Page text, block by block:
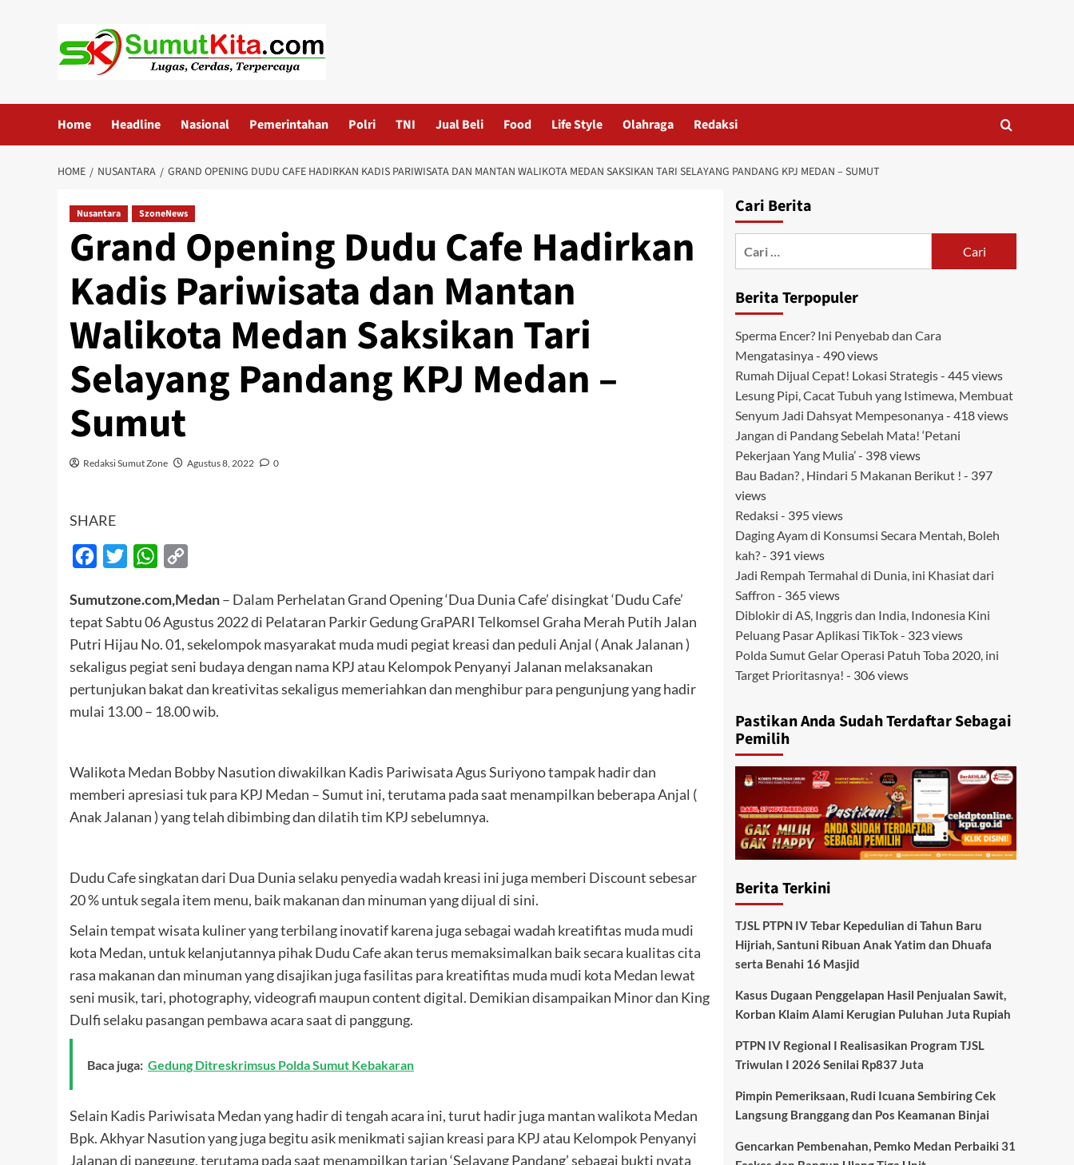
Home Headline Nasional Pemerintahan Polri TNI Jual Beli Food Life Style Olahraga Redaksi
HOME NUSANTARA GRAND OPENING DUDU CAFE HADIRKAN KADIS PARIWISATA DAN MANTAN WALIKOTA MEDAN SAKSIKAN TARI SELAYANG PANDANG KPJ MEDAN – SUMUT
Nusantara SzoneNews
Grand Opening Dudu Cafe Hadirkan
Kadis Pariwisata dan Mantan
Walikota Medan Saksikan Tari
Selayang Pandang KPJ Medan –
Sumut
Redaksi Sumut Zone Agustus 8, 2022 0
SHARE
Facebook
Twitter WhatsApp
Sumutzone.com,Medan– Dalam Perhelatan Grand Opening ‘Dua Dunia Cafe’ disingkat ‘Dudu Cafe’
tepat Sabtu 06 Agustus 2022 di Pelataran Parkir Gedung GraPARI Telkomsel Graha Merah Putih Jalan
Putri Hijau No. 01, sekelompok masyarakat muda mudi pegiat kreasi dan peduli Anjal ( Anak Jalanan )
sekaligus pegiat seni budaya dengan nama KPJ atau Kelompok Penyanyi Jalanan melaksanakan
pertunjukan bakat dan kreativitas sekaligus memeriahkan dan menghibur para pengunjung yang hadir
mulai 13.00 – 18.00 wib.
Walikota Medan Bobby Nasution diwakilkan Kadis Pariwisata Agus Suriyono tampak hadir dan
memberi apresiasi tuk para KPJ Medan – Sumut ini, terutama pada saat menampilkan beberapa Anjal (
Anak Jalanan ) yang telah dibimbing dan dilatih tim KPJ sebelumnya.
Dudu Cafe singkatan dari Dua Dunia selaku penyedia wadah kreasi ini juga memberi Discount sebesar
20 % untuk segala item menu, baik makanan dan minuman yang dijual di sini.
Selain tempat wisata kuliner yang terbilang inovatif karena juga sebagai wadah kreatifitas muda mudi
kota Medan, untuk kelanjutannya pihak Dudu Cafe akan terus memaksimalkan baik secara kualitas cita
rasa makanan dan minuman yang disajikan juga fasilitas para kreatifitas muda mudi kota Medan lewat
seni musik, tari, photography, videografi maupun content digital. Demikian disampaikan Minor dan King
Dulfi selaku pasangan pembawa acara saat di panggung.
Baca juga: Gedung Ditreskrimsus Polda Sumut Kebakaran
Selain Kadis Pariwisata Medan yang hadir di tengah acara ini, turut hadir juga mantan walikota Medan
Bpk. Akhyar Nasution yang juga begitu asik menikmati sajian kreasi para KPJ atau Kelompok Penyanyi
Jalanan di panggung, terutama pada saat menampilkan tarian ‘Selayang Pandang’ sebagai bukti nyata
Cari Berita
Berita Terpopuler
Sperma Encer? Ini Penyebab dan Cara
Mengatasinya - 490 views
Rumah Dijual Cepat! Lokasi Strategis- 445 views
Lesung Pipi, Cacat Tubuh yang Istimewa, Membuat
Senyum Jadi Dahsyat Mempesonanya - 418 views
Jangan di Pandang Sebelah Mata! ‘Petani
Pekerjaan Yang Mulia’- 398 views
Bau Badan? , Hindari 5 Makanan Berikut ! - 397
views
Redaksi - 395 views
Daging Ayam di Konsumsi Secara Mentah, Boleh
kah?- 391 views
Jadi Rempah Termahal di Dunia, ini Khasiat dari
Saffron - 365 views
Diblokir di AS, Inggris dan India, Indonesia Kini
Peluang Pasar Aplikasi TikTok- 323 views
Polda Sumut Gelar Operasi Patuh Toba 2020, ini
Target Prioritasnya! - 306 views
Pastikan Anda Sudah Terdaftar Sebagai
Pemilih
Berita Terkini
TJSL PTPN IV Tebar Kepedulian di Tahun Baru
Hijriah, Santuni Ribuan Anak Yatim dan Dhuafa
serta Benahi 16 Masjid
Kasus Dugaan Penggelapan Hasil Penjualan Sawit,
Korban Klaim Alami Kerugian Puluhan Juta Rupiah
PTPN IV Regional I Realisasikan Program TJSL
Triwulan I 2026 Senilai Rp837 Juta
Pimpin Pemeriksaan, Rudi Icuana Sembiring Cek
Langsung Branggang dan Pos Keamanan Binjai
Gencarkan Pembenahan, Pemko Medan Perbaiki 31